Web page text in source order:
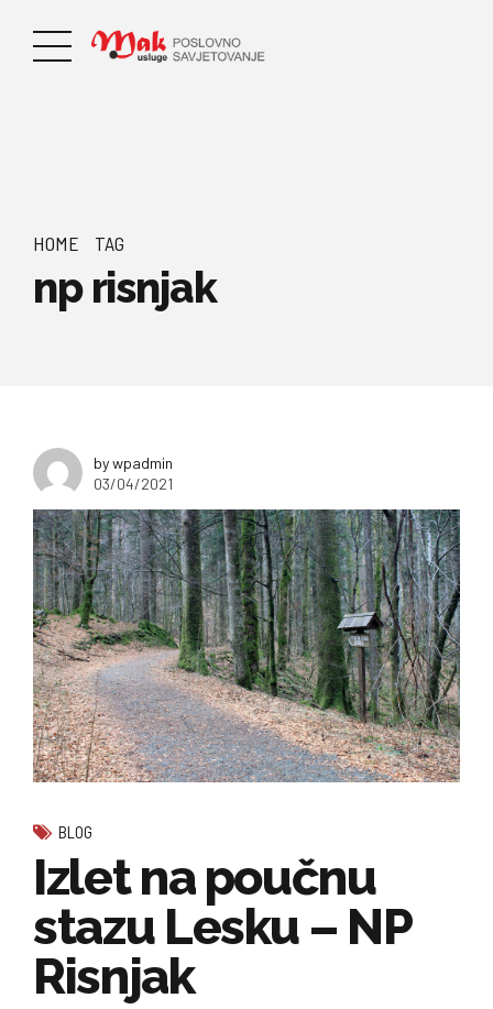
HOME TAG
np risnjak
by wpadmin
03/04/2021
BLOG
Izlet na poučnu
stazu Lesku – NP
Risnjak